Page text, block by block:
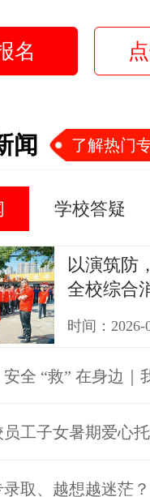
名
闻 了解热门
学校答疑
以演筑防
全校综合
时间：
安全 “救” 在身边｜
工子女暑期爱心
取、越想越迷茫